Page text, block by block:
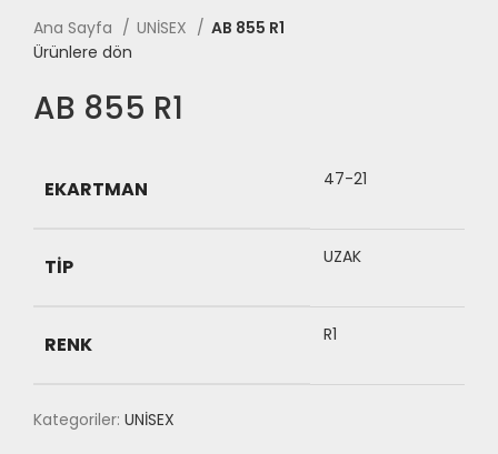
Ana Sayfa UNİSEX
AB 855 R1
Ürünlere dön
AB 855 R1
EKARTMAN 47-21
TIP UZAK
RENK R1
Kategoriler: UNİSEX